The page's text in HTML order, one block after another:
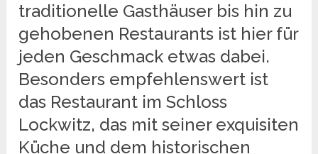
traditionelle Gasthäuser bis hin zu
gehobenen Restaurants ist hier für
jeden Geschmack etwas dabei.
Besonders empfehlenswert ist
das Restaurant im Schloss
Lockwitz, das mit seiner exquisiten
Küche und dem historischen